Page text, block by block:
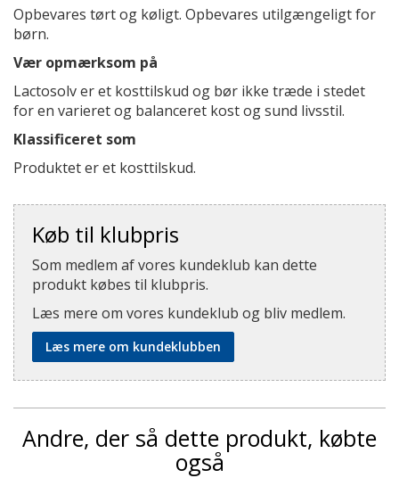
Opbevares tørt og køligt. Opbevares utilgængeligt for
børn.
Vær opmærksom på
Lactosolv er et kosttilskud og bør ikke træde i stedet
for en varieret og balanceret kost og sund livsstil.
Klassificeret som
Produktet er et kosttilskud.
Køb til klubpris
Som medlem af vores kundeklub kan dette
produkt købes til klubpris.
Læs mere om vores kundeklub og bliv medlem.
Læs mere om kundeklubben
Andre, der så dette produkt, købte
også